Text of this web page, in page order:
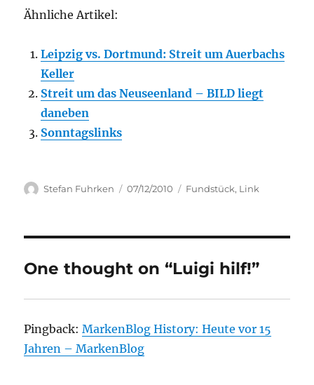
Ähnliche Artikel:
Leipzig vs. Dortmund: Streit um Auerbachs
Keller
Streit um das Neuseenland – BILD liegt
daneben
Sonntagslinks
Author
Stefan Fuhrken
Posted
07/12/2010 Categories
Fundstück, Link
One thought on “Luigi hilf!”
Pingback:MarkenBlog History: Heute vor 15
Jahren – MarkenBlog